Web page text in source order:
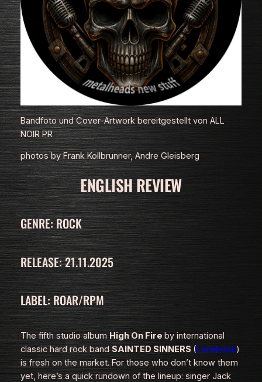
Bandfoto und Cover-Artwork bereitgestellt von ALL
NOIR PR
photos by Frank Kollbrunner, Andre Gleisberg
ENGLISH REVIEW
GENRE: ROCK
RELEASE: 21.11.2025
LABEL: ROAR/RPM
The fifth studio albumHigh On Fire by international
classic hard rock bandSAINTED SINNERS (Facebook)
is fresh on the market. For those who don’t know them
yet, here’s a quick rundown of the lineup: singer Jack